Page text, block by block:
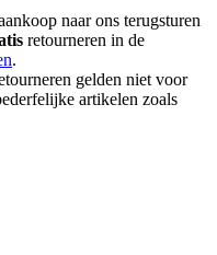
naar ons terugsturen
retourneren in de
.
gelden niet voor
artikelen zoals